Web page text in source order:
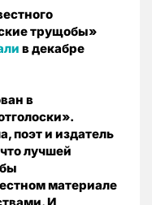
трущобы»
в декабре
в
поэт и издатель
лучшей
материале
И